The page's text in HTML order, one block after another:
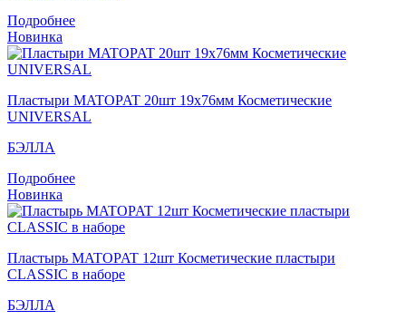
Подробнее
Новинка
Пластыри MATOPAT 20шт 19x76мм Косметические
UNIVERSAL
БЭЛЛА
Подробнее
Новинка
Пластырь MATOPAT 12шт Косметические пластыри
CLASSIC в наборе
БЭЛЛА